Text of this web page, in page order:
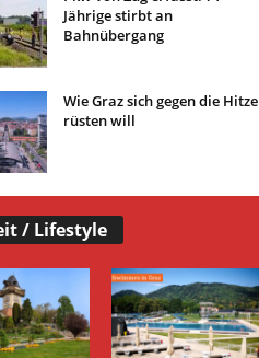
Jährige stirbt an
Bahnübergang
Wie Graz sich gegen die Hitze
rüsten will
/ Lifestyle